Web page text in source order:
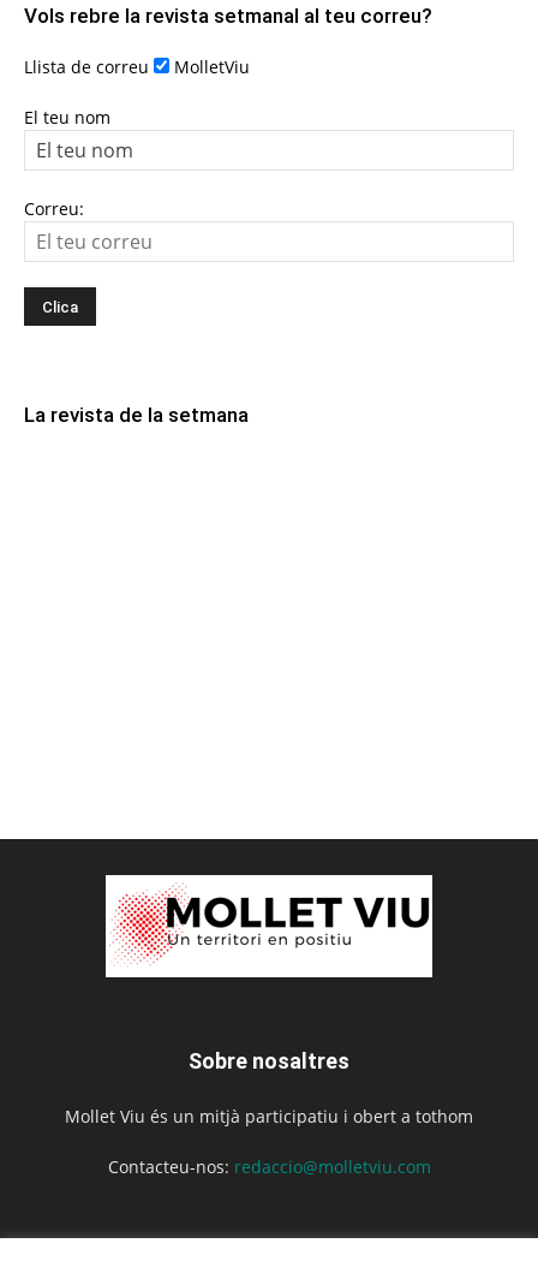
Vols rebre la revista setmanal al teu correu?
Llista de correu MolletViu
El teu nom
Correu:
La revista de la setmana
Sobre nosaltres
Mollet Viu és un mitjà participatiu i obert a tothom
Contacteu-nos: redaccio@molletviu.com